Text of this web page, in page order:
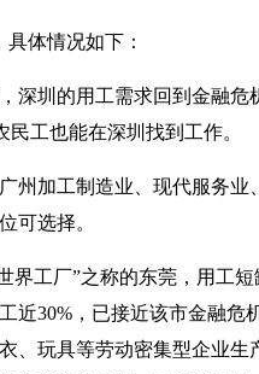
具体情况如下：
深圳的用工需求回到金融
民工也能在深圳找到工作。
州加工制造业、现代服务
可选择。
界工厂”之称的东莞，用工
近30%，已接近该市金融危
、玩具等劳动密集型企业